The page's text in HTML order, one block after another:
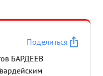
Поделиться
БАРДЕЕВ